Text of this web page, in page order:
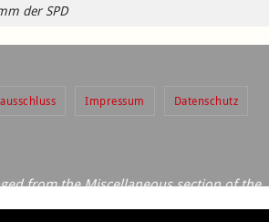
der SPD
Impressum Datenschutz
from the Miscellaneous section of the